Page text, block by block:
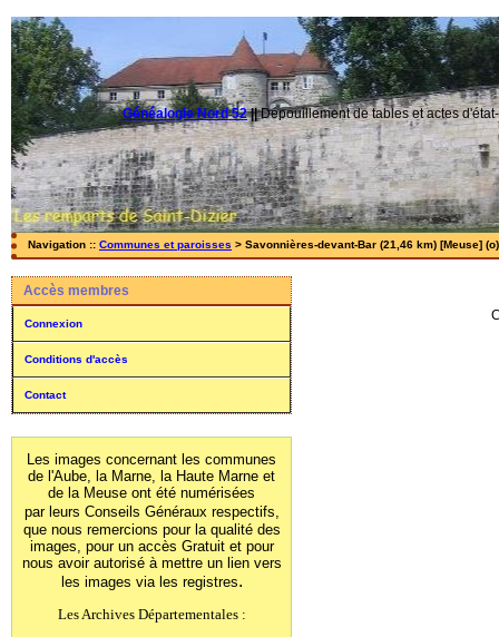
Généalogie Nord 52||Dépouillement de tables et actes
Navigation :: Communes et paroisses > Savonnières-devant-Bar (21,46 km) [Meuse] (o)
Accès membres
Connexion
Conditions d'accès
Contact
Les images concernant les communes
de l'Aube, la Marne, la Haute Marne et
de la Meuse ont été numérisées
par leurs Conseils Généraux respectifs,
que nous remercions pour la qualité des
images, pour un accès Gratuit et pour
nous avoir autorisé à mettre un lien vers
les images via les registres.
Les Archives Départementales :